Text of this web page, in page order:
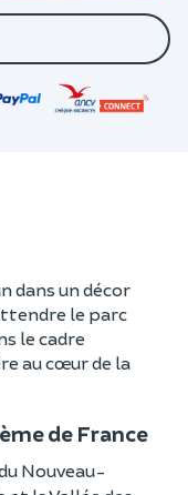
dans un décor
le parc
le cadre
au cœur de la
de France
Nouveau-